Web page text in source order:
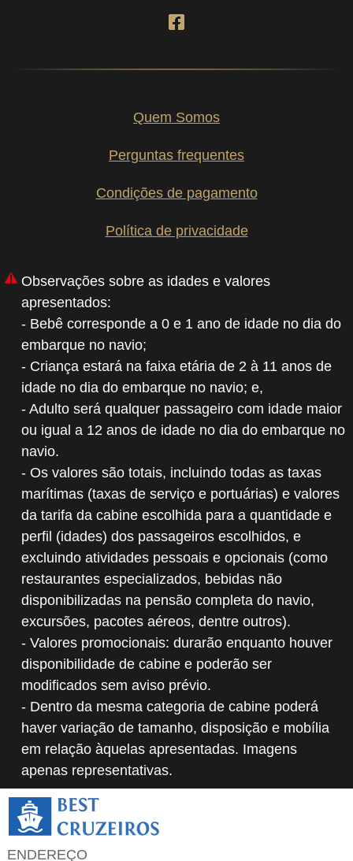
Quem Somos
Perguntas frequentes
Condições de pagamento
Política de privacidade
Observações sobre as idades e valores
apresentados:
- Bebê corresponde a 0 e 1 ano de idade no dia do
embarque no navio;
- Criança estará na faixa etária de 2 à 11 anos de
idade no dia do embarque no navio; e,
- Adulto será qualquer passageiro com idade maior
ou igual a 12 anos de idade no dia do embarque no
navio.
- Os valores são totais, incluindo todas as taxas
marítimas (taxas de serviço e portuárias) e valores
da tarifa da cabine escolhida para a quantidade e
perfil (idades) dos passageiros escolhidos, e
excluindo atividades pessoais e opcionais (como
restaurantes especializados, bebidas não
disponibilizadas na pensão completa do navio,
excursões, pacotes aéreos, dentre outros).
- Valores promocionais: durarão enquanto houver
disponibilidade de cabine e poderão ser
modificados sem aviso prévio.
- Dentro da mesma categoria de cabine poderá
haver variação de tamanho, disposição e mobília
em relação àquelas apresentadas. Imagens
apenas representativas.
ENDEREÇO